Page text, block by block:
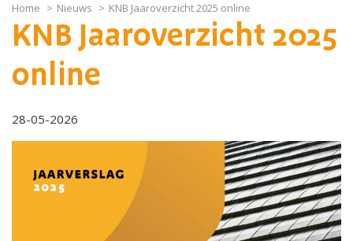
Home Nieuws KNB Jaaroverzicht 2025 online
KNB Jaaroverzicht 2025
online
28-05-2026